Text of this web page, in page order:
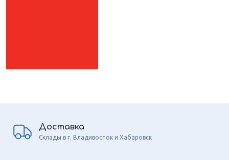
Доставка
Склады в г. Владивосток и Хабаровск